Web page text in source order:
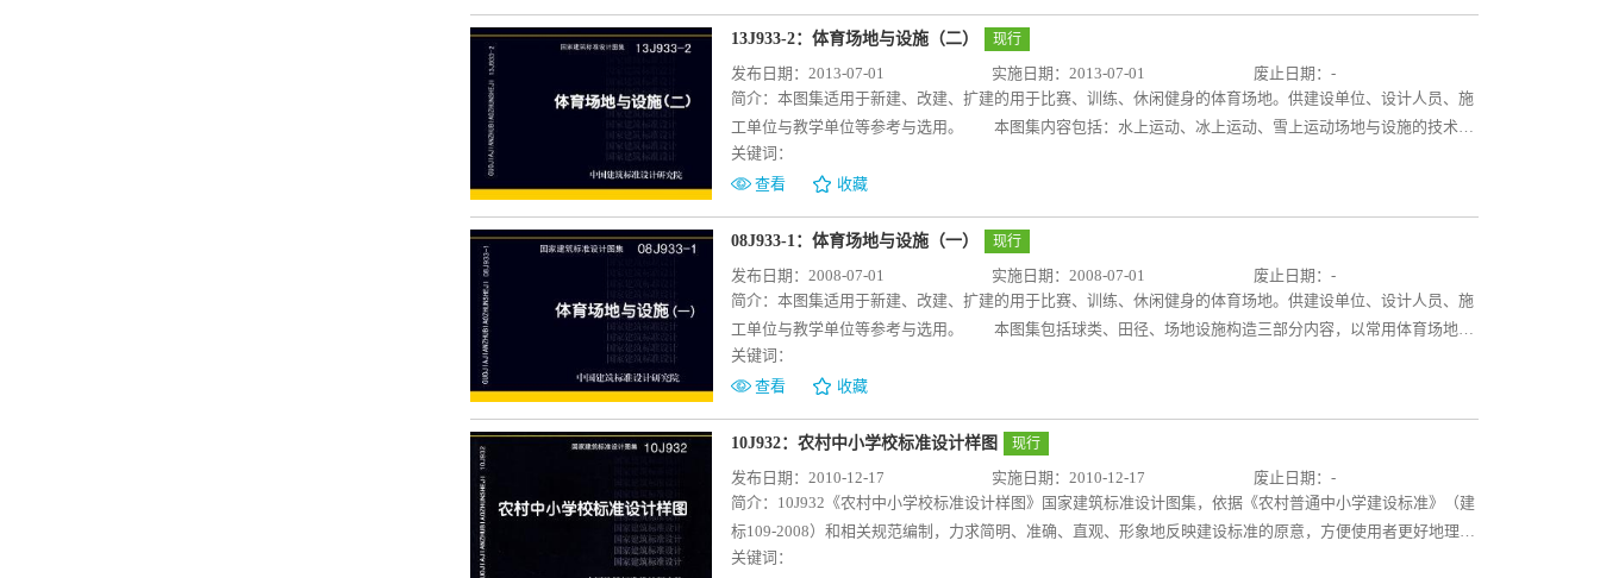
用，也可以作为建筑设计相关专业教师和学生对这部分内容教学参考使用。
13J933-2：体育场地与设施（二） 现行
发布日期：2013-07-01 实施日期：2013-07-01
废止日期：-
简介： 本图集适用于新建、改建、扩建的用于比赛、训练、休闲健身的体育场地。供建设单位、设计人员、施
工单位与教学单位等参考与选用。 本图集内容包括：水上运动、冰上运动、雪上运动场地与设施的技术要
求、场地尺寸和建筑构造做法。 其中水上项目包括：竞技游泳、花样游泳、跳水、水球、帆船帆板、赛
艇、皮划艇等。 冰上项目包括：速度滑冰、短道速度滑冰、花样滑冰、冰球、冰壶等。 雪上项目包
括：高山滑雪、越野滑雪、跳台滑雪、北欧两项、自由式滑雪、单板滑雪、室内滑雪等。 场地构造做法包
括：游泳场地、室外水上场地、室内冰、雪场地构造做法等。 图集采用图形、文字、表格、图片等形式，
对水上运动、冰上运动、雪上运动的场地与设施进行综合阐述，内容全面、条理清楚、数据详实，便于使用者
选用参考。本图集将对国内体育设施的建设和体育运动的开展起到积极的指导和推动作用。
关键词：
查看
收藏
08J933-1：体育场地与设施（一） 现行
发布日期：2008-07-01 实施日期：2008-07-01
废止日期：-
简介： 本图集适用于新建、改建、扩建的用于比赛、训练、休闲健身的体育场地。供建设单位、设计人员、施
工单位与教学单位等参考与选用。 本图集包括球类、田径、场地设施构造三部分内容，以常用体育场地与
设施为主。球类主要包括：足球、篮球、排球、沙滩排球、乒乓球、羽毛球、网球、手球、曲棍球、棒球、垒
球、保龄球、高尔夫球练习场、地掷球、台球、门球、壁球共17种球类的场地与设施的尺寸及相关技术要求。
田径主要包括室外田径场、室内田径馆场地与设施的尺寸及相关技术要求。场地设施构造主要包括：球类及田
径场地地面构造一般做法，排水沟一般构造做法、足球、篮球、排球、羽毛球、网球、曲棍球、棒球、垒球的
围网详图。 本图集中各类场地与设施按不同使用目的与要求进行分类，分为比赛场地、训练场地、休闲健
身场地三个类别，按照不同类别提出相应的场地尺寸、技术要求与构造做法。图集采用图纸、文字、表格、图
片等形式综合阐述，内容全面、条理清楚、数据详实，便于使用者选用参考。本图集将对国内体育设施的建设
和体育运动的开展起到积极地指导和推动作用。
关键词：
查看
收藏
10J932：农村中小学校标准设计样图 现行
发布日期：2010-12-17 实施日期：2010-12-17
废止日期：-
简介： 10J932《农村中小学校标准设计样图》国家建筑标准设计图集，依据《农村普通中小学建设标准》（建
标109-2008）和相关规范编制，力求简明、准确、直观、形象地反映建设标准的原意，方便使用者更好地理解
建设标准。 图集内容分为三部分。包括:《农村普通中小学校建设标准》部分条文的图示；学校场地布置和
关键词：